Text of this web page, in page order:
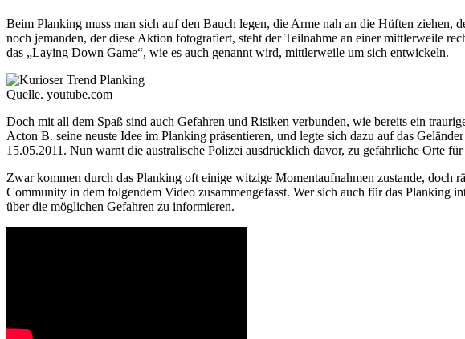
Beim Planking muss man sich auf den Bauch legen, die Arme nah an die Hüften ziehen,
noch jemanden, der diese Aktion fotografiert, steht der Teilnahme an einer mittlerweile
das „Laying Down Game“, wie es auch genannt wird, mittlerweile um sich entwickeln.
Quelle. youtube.com
Doch mit all dem Spaß sind auch Gefahren und Risiken verbunden, wie bereits ein
Acton B. seine neuste Idee im Planking präsentieren, und legte sich dazu auf das
15.05.2011. Nun warnt die australische Polizei ausdrücklich davor, zu gefährliche Orte
Zwar kommen durch das Planking oft einige witzige Momentaufnahmen zustande, doch
Community in dem folgendem Video zusammengefasst. Wer sich auch für das Planking
über die möglichen Gefahren zu informieren.